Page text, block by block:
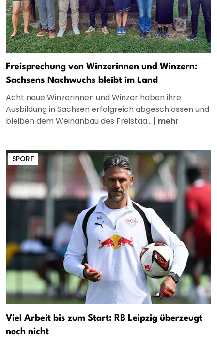
Freisprechung von Winzerinnen und Winzern:
Sachsens Nachwuchs bleibt im Land
Acht neue Winzerinnen und Winzer haben ihre
Ausbildung in Sachsen erfolgreich abgeschlossen und
bleiben dem Weinanbau des Freistaa... | mehr
SPORT
Viel Arbeit bis zum Start: RB Leipzig überzeugt
noch nicht